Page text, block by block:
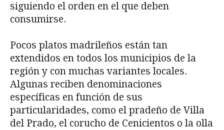
siguiendo el orden en el que deben
consumirse.
Pocos platos madrileños están tan
extendidos en todos los municipios de la
región y con muchas variantes locales.
Algunas reciben denominaciones
específicas en función de sus
particularidades, como el pradeño de Villa
del Prado, el corucho de Cenicientos o la olla